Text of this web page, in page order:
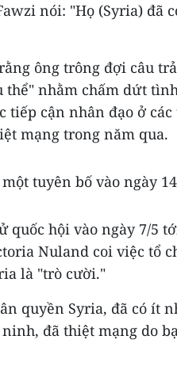
nói: "Họ (Syria) đã
ông trông đợi câu
thể" nhằm chấm dứt
tiếp cận nhân đạo ở
mạng trong năm qua.
tuyên bố vào ngày
quốc hội vào ngày 7/5
Nuland coi việc tổ
là "trò cười."
quyền Syria, đã có ít
đã thiệt mạng do